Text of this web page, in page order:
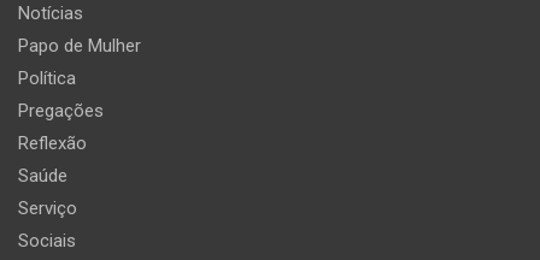
Notícias
Papo de Mulher
Política
Pregações
Reflexão
Saúde
Serviço
Sociais